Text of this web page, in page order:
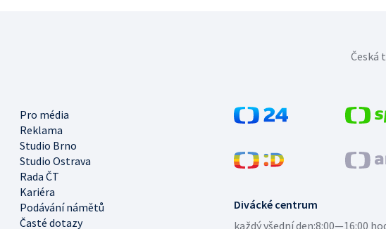
Divácké centrum
každý všední den:8:00—16:00
Pro média
Reklama
Studio Brno
Studio Ostrava
Rada ČT
Kariéra
Podávání námětů
Časté dotazy
Česká